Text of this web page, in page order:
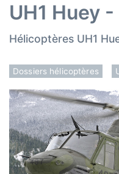
UH1 Huey
Hélicoptères UH1
Dossiers hélicoptères